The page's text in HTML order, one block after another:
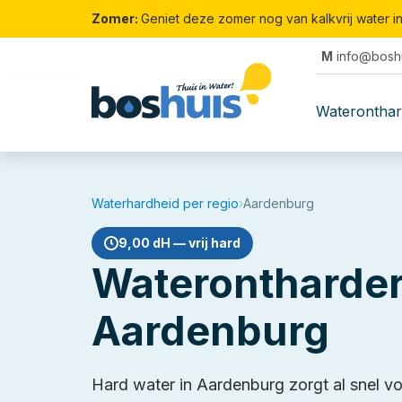
Zomer: Geniet deze zomer nog van kalkvrij water
M
Waterhardheid per regio›Aardenburg
9,00 dH — vrij hard
Aardenburg
Hard water in Aardenburg zorgt al snel